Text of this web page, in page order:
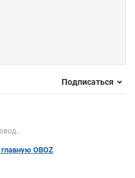
Подписаться
OBOZ